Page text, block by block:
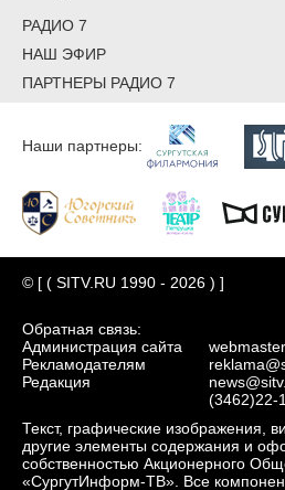
РАДИО 7
НАШ ЭФИР
ПАРТНЕРЫ РАДИО 7
Наши партнеры:
© [ ( SITV.RU 1990 - 2026 ) ]
Обратная связь:
Администрация сайта
Рекламодателям
Редакция
(3462)22-
Текст, графические изображения,
другие элементы содержания и
собственностью Акционерного
«СургутИнформ-ТВ». Все